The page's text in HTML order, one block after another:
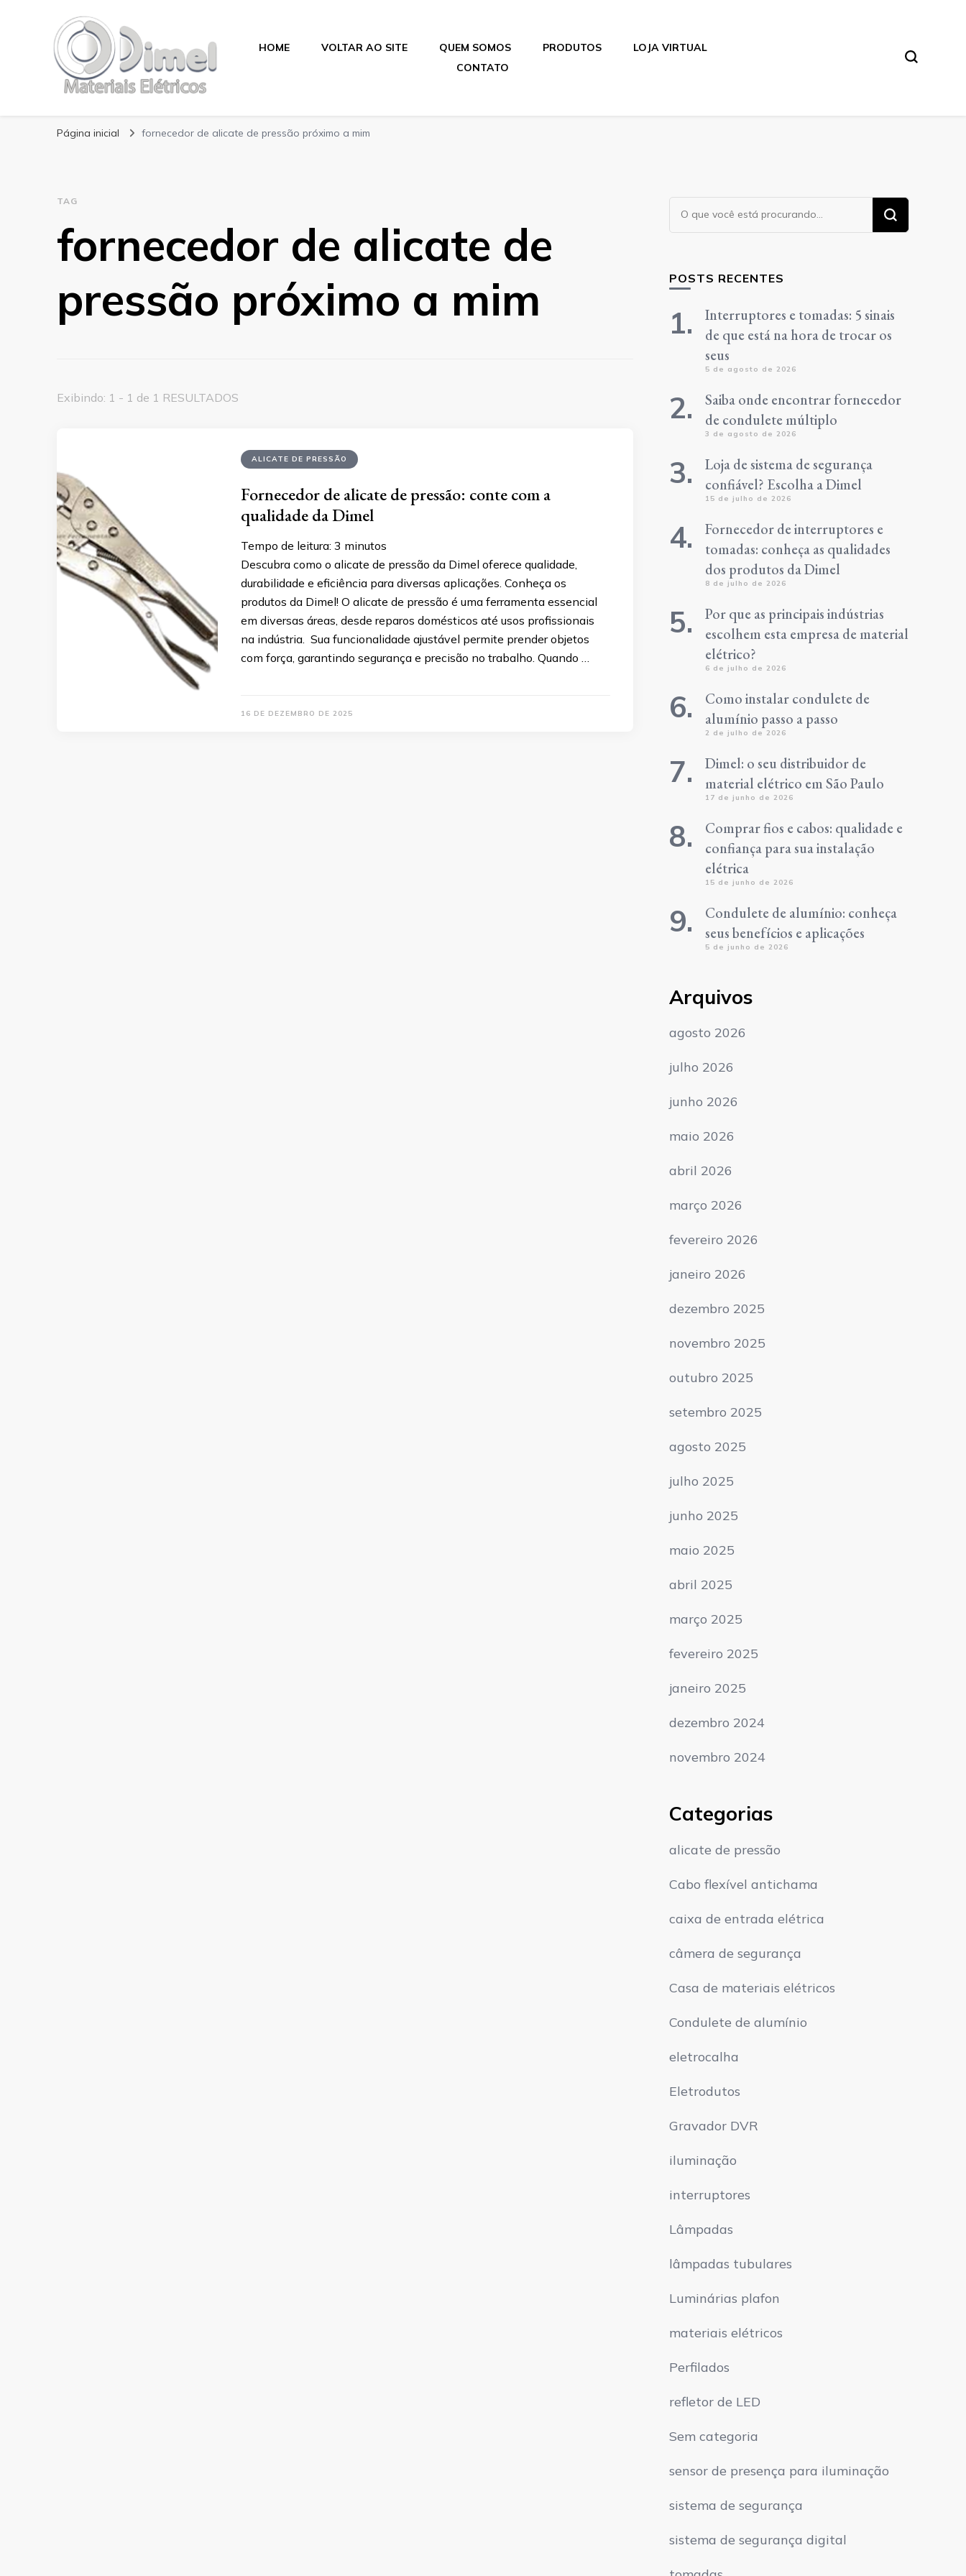
Blog Dimel
HOME VOLTAR AO SITE QUEM SOMOS PRODUTOS
LOJA VIRTUAL
CONTATO
Página inicial fornecedor de alicate de pressão próximo a mim
TAG
fornecedor de alicate de
pressão próximo a mim
Exibindo: 1 - 1 de 1 RESULTADOS
ALICATE DE PRESSÃO
Fornecedor de alicate de pressão: conte com a
qualidade da Dimel
Tempo de leitura: 3 minutos
Descubra como o alicate de pressão da Dimel oferece qualidade,
durabilidade e eficiência para diversas aplicações. Conheça os
produtos da Dimel! O alicate de pressão é uma ferramenta essencial
em diversas áreas, desde reparos domésticos até usos profissionais
na indústria. Sua funcionalidade ajustável permite prender objetos
com força, garantindo segurança e precisão no trabalho. Quando …
16 DE DEZEMBRO DE 2025
Procurando
algo?
POSTS RECENTES
Interruptores e tomadas: 5 sinais
de que está na hora de trocar os
seus
5 de agosto de 2026
Saiba onde encontrar fornecedor
de condulete múltiplo
3 de agosto de 2026
Loja de sistema de segurança
confiável? Escolha a Dimel
15 de julho de 2026
Fornecedor de interruptores e
tomadas: conheça as qualidades
dos produtos da Dimel
8 de julho de 2026
Por que as principais indústrias
escolhem esta empresa de material
elétrico?
6 de julho de 2026
Como instalar condulete de
alumínio passo a passo
2 de julho de 2026
Dimel: o seu distribuidor de
material elétrico em São Paulo
17 de junho de 2026
Comprar fios e cabos: qualidade e
confiança para sua instalação
elétrica
15 de junho de 2026
Condulete de alumínio: conheça
seus benefícios e aplicações
5 de junho de 2026
Arquivos
agosto 2026
julho 2026
junho 2026
maio 2026
abril 2026
março 2026
fevereiro 2026
janeiro 2026
dezembro 2025
novembro 2025
outubro 2025
setembro 2025
agosto 2025
julho 2025
junho 2025
maio 2025
abril 2025
março 2025
fevereiro 2025
janeiro 2025
dezembro 2024
novembro 2024
Categorias
alicate de pressão
Cabo flexível antichama
caixa de entrada elétrica
câmera de segurança
Casa de materiais elétricos
Condulete de alumínio
eletrocalha
Eletrodutos
Gravador DVR
iluminação
interruptores
Lâmpadas
lâmpadas tubulares
Luminárias plafon
materiais elétricos
Perfilados
refletor de LED
Sem categoria
sensor de presença para iluminação
sistema de segurança
sistema de segurança digital